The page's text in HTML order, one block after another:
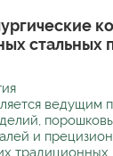
стальных
ведущим
и